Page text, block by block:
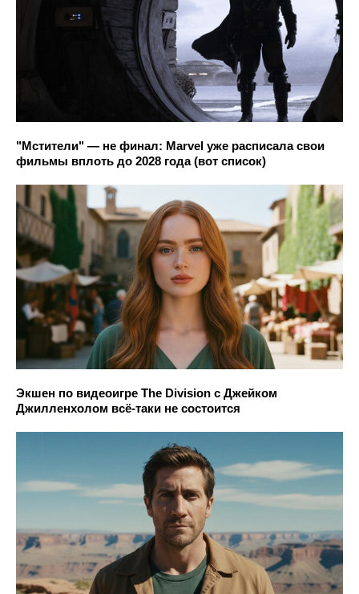
"Мстители" — не финал: Marvel уже расписала свои
фильмы вплоть до 2028 года (вот список)
Экшен по видеоигре The Division с Джейком
Джилленхолом всё-таки не состоится